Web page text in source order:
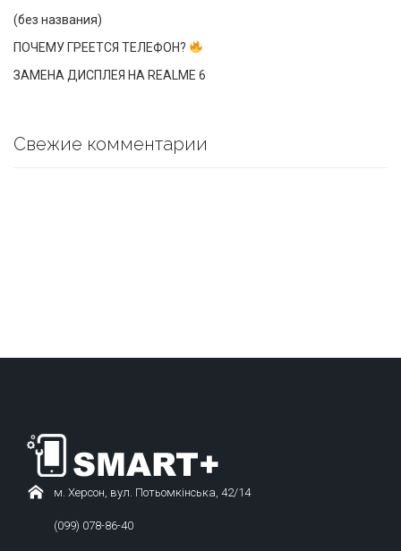
(без названия)
ПОЧЕМУ ГРЕЕТСЯ ТЕЛЕФОН?
ЗАМЕНА ДИСПЛЕЯ НА REALME 6
Свежие комментарии
м. Херсон, вул. Потьомкінська, 42/14
(099) 078-86-40